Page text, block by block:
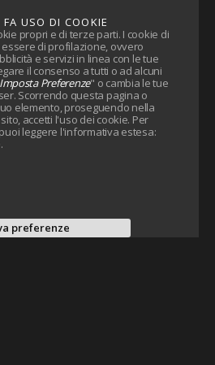
USO DI COOKIE
propri e di terze parti. I cookie di
di profilazione, ovvero
e servizi in linea con le tue
il consenso a tutti o ad alcuni
Imposta Preferenze" o cambia le tue
Scorrendo questa pagina o
elemento, proseguendo nella
accetti l'uso dei cookie. Per
leggere l'informativa estesa:
.
preferenze